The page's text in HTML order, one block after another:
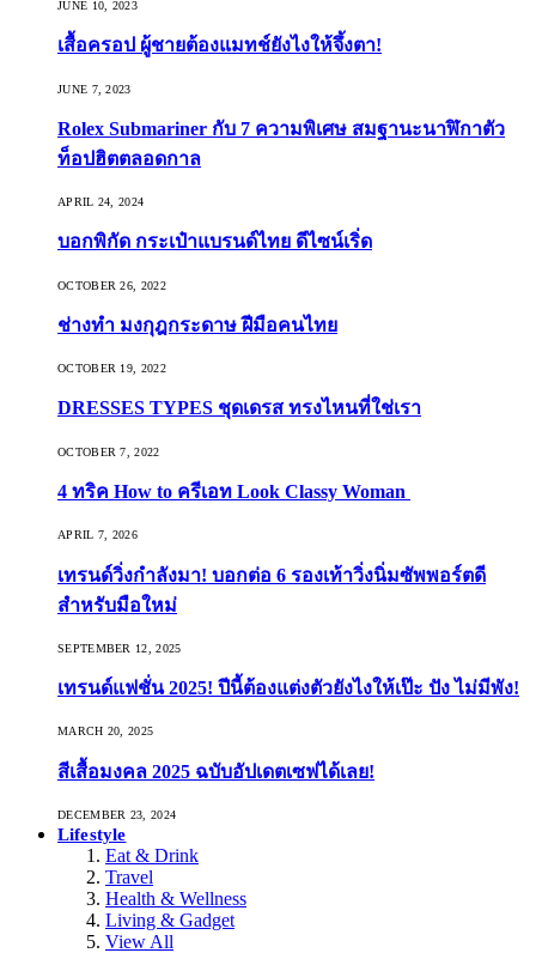
JUNE 10, 2023
เสื้อครอป ผู้ชายต้องแมทช์ยังไงให้จึ้งตา!
JUNE 7, 2023
Rolex Submariner กับ 7 ความพิเศษ สมฐานะนาฬิกาตัว
ท็อปฮิตตลอดกาล
APRIL 24, 2024
บอกพิกัด กระเป๋าแบรนด์ไทย ดีไซน์เริ่ด
OCTOBER 26, 2022
ช่างทำ มงกุฎกระดาษ ฝีมือคนไทย
OCTOBER 19, 2022
DRESSES TYPES ชุดเดรส ทรงไหนที่ใช่เรา
OCTOBER 7, 2022
4 ทริค How to ครีเอท Look Classy Woman
APRIL 7, 2026
เทรนด์วิ่งกำลังมา! บอกต่อ 6 รองเท้าวิ่งนิ่มซัพพอร์ตดี
สำหรับมือใหม่
SEPTEMBER 12, 2025
เทรนด์แฟชั่น 2025! ปีนี้ต้องแต่งตัวยังไงให้เป๊ะ ปัง ไม่มีพัง!
MARCH 20, 2025
สีเสื้อมงคล 2025 ฉบับอัปเดตเซฟได้เลย!
DECEMBER 23, 2024
Lifestyle
Eat & Drink
Travel
Health & Wellness
Living & Gadget
View All